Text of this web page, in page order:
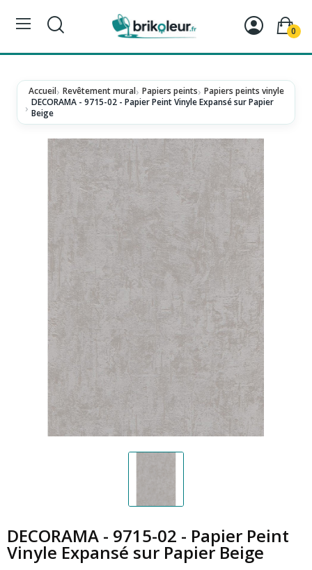
0
Accueil Revêtement mural Papiers peints Papiers peints vinyle
DECORAMA - 9715-02 - Papier Peint Vinyle Expansé sur Papier
Beige
DECORAMA - 9715-02 - Papier Peint
Vinyle Expansé sur Papier Beige